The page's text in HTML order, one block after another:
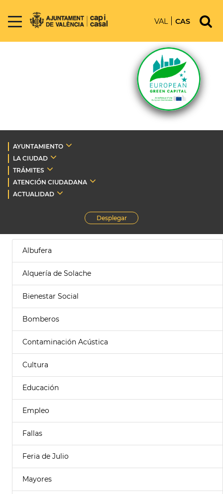
VAL CAS
AYUNTAMIENTO
LA CIUDAD
TRÁMITES
ATENCIÓN CIUDADANA
ACTUALIDAD
Desplegar
Albufera
Alquería de Solache
Bienestar Social
Bomberos
Contaminación Acústica
Cultura
Educación
Empleo
Fallas
Feria de Julio
Mayores